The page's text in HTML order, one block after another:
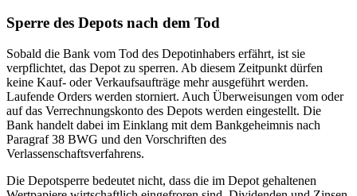
Sperre des Depots nach dem Tod
Sobald die Bank vom Tod des Depotinhabers erfährt, ist sie
verpflichtet, das Depot zu sperren. Ab diesem Zeitpunkt dürfen
keine Kauf- oder Verkaufsaufträge mehr ausgeführt werden.
Laufende Orders werden storniert. Auch Überweisungen vom oder
auf das Verrechnungskonto des Depots werden eingestellt. Die
Bank handelt dabei im Einklang mit dem Bankgeheimnis nach
Paragraf 38 BWG und den Vorschriften des
Verlassenschaftsverfahrens.
Die Depotsperre bedeutet nicht, dass die im Depot gehaltenen